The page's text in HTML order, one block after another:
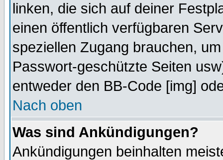
linken, die sich auf deiner
einen öffentlich verfügbaren
speziellen Zugang brauchen,
Passwort-geschützte Seiten
entweder den BB-Code [img]
Nach oben
Was sind Ankündigungen?
Ankündigungen beinhalten